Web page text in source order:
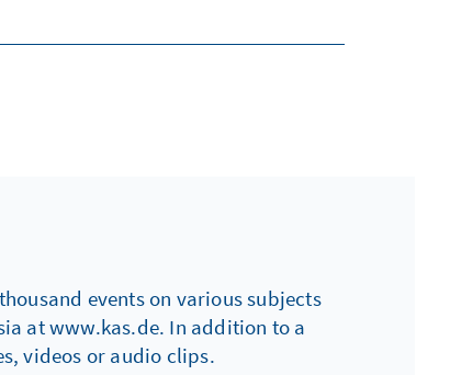
events on various subjects
at www.kas.de. In addition to a
videos or audio clips.